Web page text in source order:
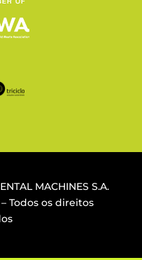
MACHINES S.A.
– Todos os direitos